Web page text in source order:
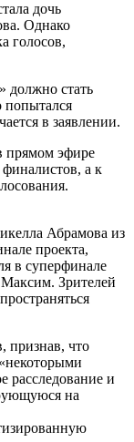
дочь
Однако
голосов,
должно стать
попытался
в заявлении.
прямом эфире
а к
Абрамова из
проекта,
в суперфинале
Зрителей
признав, что
расследование и
на